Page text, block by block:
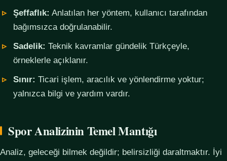
Şeffaflık: Anlatılan her yöntem, kullanıcı tarafından
bağımsızca doğrulanabilir.
Sadelik: Teknik kavramlar gündelik Türkçeyle,
örneklerle açıklanır.
Sınır: Ticari işlem, aracılık ve yönlendirme yoktur;
yalnızca bilgi ve yardım vardır.
Spor Analizinin Temel Mantığı
Analiz, geleceği bilmek değildir; belirsizliği daraltmaktır. İyi